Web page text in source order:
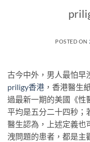
POSTED ON
古今中外，男人最怕早
priligy香港 ，香港醫生
過最新一期的美國《性
平均是五分二十四秒；
醫生認為，上述定義也
洩問題的患者，都是主